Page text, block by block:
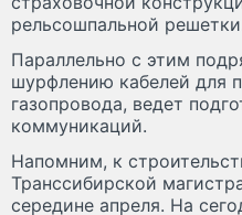
рельсошпальной
Параллельно с этим
шурфлению кабелей для
газопровода, ведет
коммуникаций.
Напомним, к
Транссибирской
середине апреля. На